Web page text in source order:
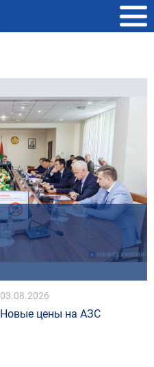
03.08.2026
Новые цены на АЗС